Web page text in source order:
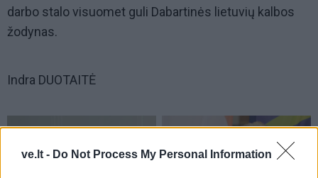
ve.lt - Do Not Process My Personal Information
darbo stalo visuomet guli Dabartinės lietuvių kalbos
žodynas.
Indra DUOTAITĖ